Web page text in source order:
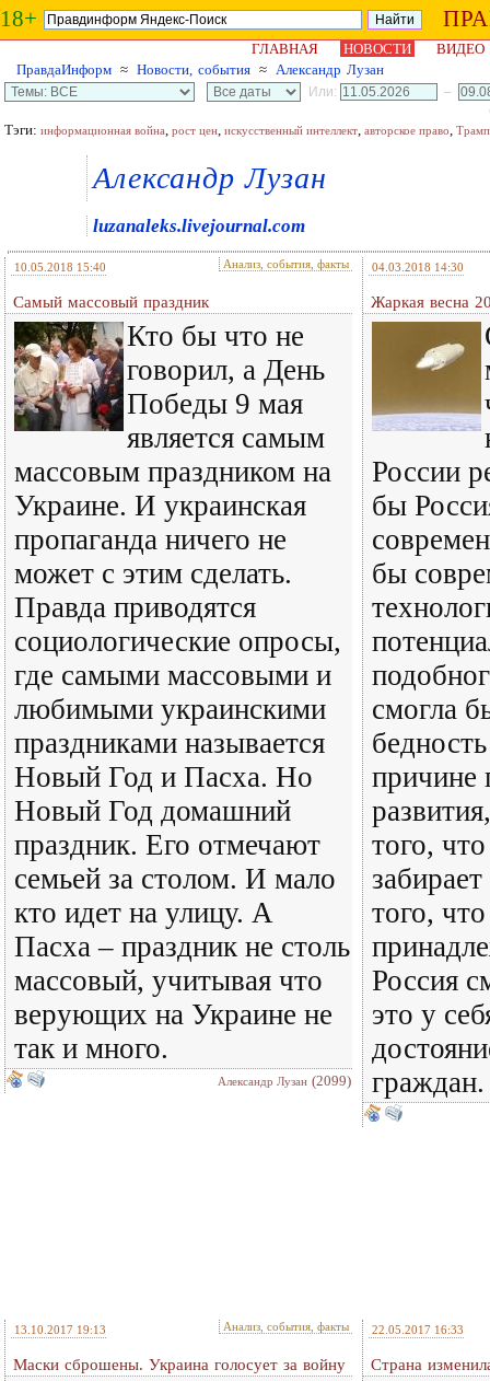
18+
ГЛАВНАЯ НОВОСТИ
ВИДЕО
ПравдаИнформ ≈ Новости, события ≈ Александр Лузан
Или:
–
Тэги: информационная война, рост цен, искусственный интеллект, авторское право, Трамп
Александр Лузан
luzanaleks.livejournal.com
10.05.2018 15:40 Анализ, события, факты
Самый массовый праздник
Кто бы что не
говорил, а День
Победы 9 мая
является самым
массовым праздником на
Украине. И украинская
пропаганда ничего не
может с этим сделать.
Правда приводятся
социологические опросы,
где самыми массовыми и
любимыми украинскими
праздниками называется
Новый Год и Пасха. Но
Новый Год домашний
праздник. Его отмечают
семьей за столом. И мало
кто идет на улицу. А
Пасха – праздник не столь
массовый, учитывая что
верующих на Украине не
так и много.
Александр Лузан (2099)
04.03.2018 14:30
Жаркая весна
России
бы
бы
смогла
причине
того,
того,
Россия
это у
граждан.
13.10.2017 19:13 Анализ, события, факты
Маски сброшены. Украина голосует за войну
22.05.2017 16:33
Страна